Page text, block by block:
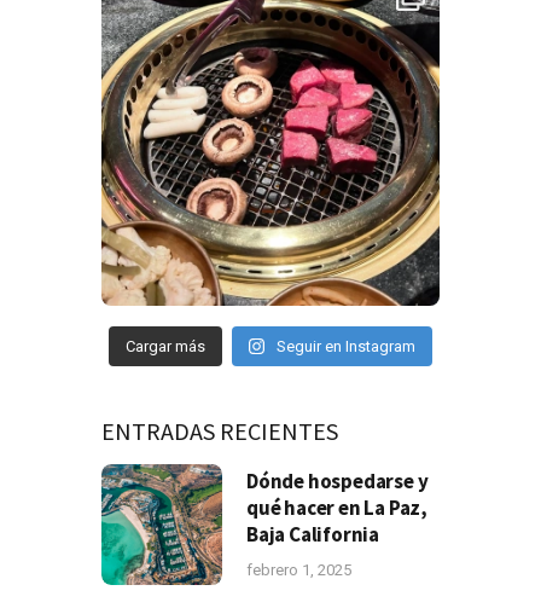
Cargar más Seguir en Instagram
ENTRADAS RECIENTES
Dónde hospedarse y
qué hacer en La Paz,
Baja California
febrero 1, 2025